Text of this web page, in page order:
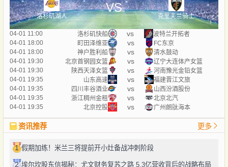
洛杉矶湖人
VS
克里夫兰骑士
04-01 11:00 洛杉矶快船 vs
波特兰开拓者
04-01 18:00
町田泽维亚 vs
FC东京
04-01 18:00
神户胜利船 vs
清水鼓动
04-01 19:30
北京首钢园女篮 vs
辽宁大连体产女篮
04-01 19:30
陕西天泽女篮 vs
河南豫光金铅女篮
04-01 19:35
山东高速 vs
福建晋江文旅
04-01 19:35
四川丰谷酒业 vs
山西汾酒股份
04-01 19:35
浙江稠州金租 vs
北京北汽
04-01 19:35
北京控股 vs 广州朗肽海本
资讯推荐 更多
1 假期加练！米兰三将提前开小灶备战冲刺阶段
2 埃尔坎股东信揭秘：尤文财务复苏之路 5.3亿营收背后的战略布局